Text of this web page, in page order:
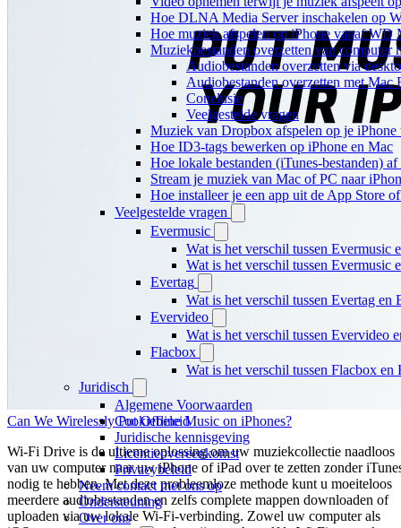
Hoe DLNA Media Server inschakelen op
Hoe muziek afspelen op iPhone vanaf WD
Muziekbestanden overzetten van
Audiobestanden overzetten via
Audiobestanden overzetten met
Conclusie
Veelgestelde vragen
Muziek van Dropbox afspelen op je
Hoe ID3-tags bewerken op iPhone en Mac
Hoe lokale bestanden (iTunes-bestanden)
Stream je muziek van Mac of PC naar
Hoe installeer je een app uit de App Store
Veelgestelde vragen
Evermusic
Wat is het verschil tussen Evermusic
Wat is het verschil tussen Evermusic
Evertag
Wat is het verschil tussen Evertag en
Evervideo
Wat is het verschil tussen Evervideo
Flacbox
Wat is het verschil tussen Flacbox en
Juridisch
Algemene Voorwaarden
Cookiebeleid
Juridische kennisgeving
Licentieovereenkomst
Privacybeleid
Neem contact met ons op
Ondersteuning
Over ons
Can We Wirelessly Put Offline Music on iPhones?
Wi-Fi Drive is de ultieme oplossing om uw muziekcollectie naadloos
van uw computer naar uw iPhone of iPad over te zetten zonder
nodig te hebben. Met deze probleemloze methode kunt u moeiteloos
meerdere audiobestanden en zelfs complete mappen downloaden of
uploaden via uw lokale Wi-Fi-verbinding. Zowel uw computer als